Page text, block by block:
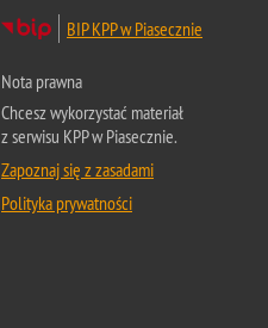
BIP KPP w Piasecznie
Nota prawna
Chcesz wykorzystać materiał
z serwisu KPP w Piasecznie.
Zapoznaj się z zasadami
Polityka prywatności